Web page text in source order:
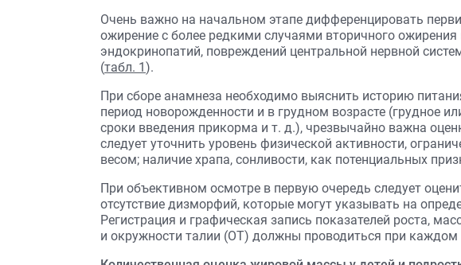
Очень важно на начальном этапе дифференцировать
ожирение с более редкими случаями вторичного
эндокринопатий, повреждений центральной нервной
(табл. 1 ).
При сборе анамнеза необходимо выяснить историю
период новорожденности и в грудном возрасте (грудное
сроки введения прикорма и т. д.), чрезвычайно важна
следует уточнить уровень физической активности,
весом; наличие храпа, сонливости, как потенциальных
При объективном осмотре в первую очередь следует
отсутствие дизморфий, которые могут указывать на
Регистрация и графическая запись показателей роста,
и окружности талии (ОТ) должны проводиться при каждом